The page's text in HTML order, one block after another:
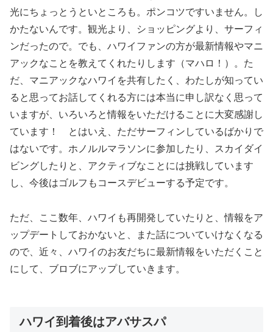
光にちょっとうといところも。ポンコツですいません。し
かたないんです。観光より、ショッピングより、サーフィ
ンだったので。でも、ハワイファンの方が最新情報やマニ
アックなことを教えてくれたりします（マハロ！）。た
だ、マニアックなハワイを共有したく、わたしが知ってい
ると思ってお話してくれる方には本当に申し訳なく思って
いますが、いろいろと情報をいただけることに大変感謝し
ています！ とはいえ、ただサーフィンしているばかりで
はないです。ホノルルマラソンに参加したり、スカイダイ
ビングしたりと、アクティブなことには挑戦しています
し、今後はゴルフもコースデビューする予定です。
ただ、ここ数年、ハワイも再開発していたりと、情報をア
ップデートしておかないと、また話についていけなくなる
ので、近々、ハワイのお友だちに最新情報をいただくこと
にして、ブロブにアップしていきます。
ハワイ到着後はアバサスパ